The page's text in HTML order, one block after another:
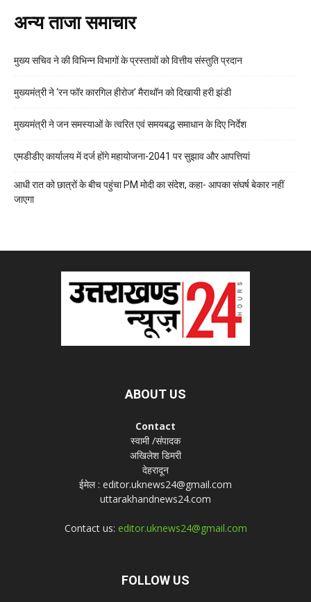
अन्य ताजा समाचार
मुख्य सचिव ने की विभिन्न विभागों के प्रस्तावों को वित्तीय संस्तुति प्रदान
मुख्यमंत्री ने ‘रन फॉर कारगिल हीरोज’ मैराथॉन को दिखायी हरी झंडी
मुख्यमंत्री ने जन समस्याओं के त्वरित एवं समयबद्ध समाधान के दिए निर्देश
एमडीडीए कार्यालय में दर्ज होंगे महायोजना-2041 पर सुझाव और आपत्तियां
आधी रात को छात्रों के बीच पहुंचा PM मोदी का संदेश, कहा- आपका संघर्ष बेकार नहीं
जाएगा
ABOUT US
Contact
स्वामी /संपादक
अखिलेश डिमरी
देहरादून
ईमेल : editor.uknews24@gmail.com
uttarakhandnews24.com
Contact us: editor.uknews24@gmail.com
FOLLOW US